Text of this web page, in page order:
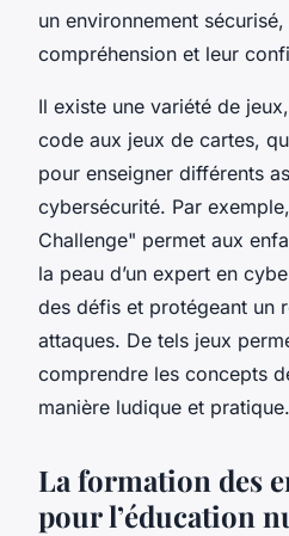
un environnement
compréhension et leur
Il existe une variété de
code aux jeux de cartes,
pour enseigner différents
cybersécurité. Par
Challenge" permet aux
la peau d’un expert en
des défis et protégeant un
attaques. De tels jeux
comprendre les concepts
manière ludique et pratique.
La formation des
pour l’éducation